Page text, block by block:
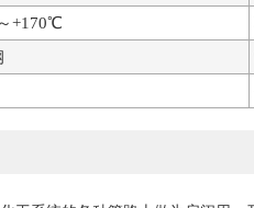
+170℃